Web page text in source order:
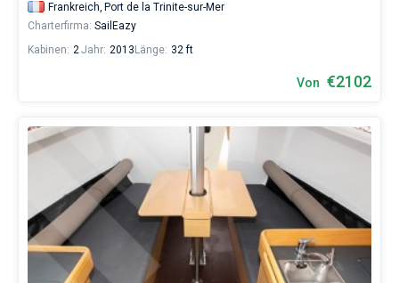
Frankreich, Port de la Trinite-sur-Mer
Charterfirma: SailEazy
Kabinen: 2Jahr: 2013 Länge: 32 ft
Von €2102